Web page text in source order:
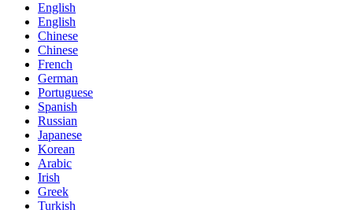
English
English
Chinese
Chinese
French
German
Portuguese
Spanish
Russian
Japanese
Korean
Arabic
Irish
Greek
Turkish